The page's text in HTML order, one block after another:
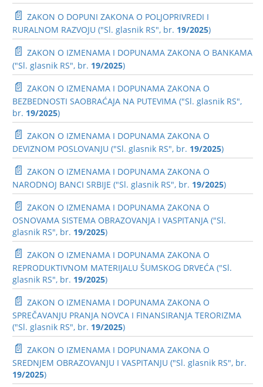
📄 ZAKON O DOPUNI ZAKONA O POLJOPRIVREDI I
RURALNOM RAZVOJU ("Sl. glasnik RS", br. 19/2025)
📄 ZAKON O IZMENAMA I DOPUNAMA ZAKONA O BANKAMA
("Sl. glasnik RS", br. 19/2025)
📄 ZAKON O IZMENAMA I DOPUNAMA ZAKONA O
BEZBEDNOSTI SAOBRAĆAJA NA PUTEVIMA ("Sl. glasnik RS",
br. 19/2025)
📄 ZAKON O IZMENAMA I DOPUNAMA ZAKONA O
DEVIZNOM POSLOVANJU ("Sl. glasnik RS", br. 19/2025)
📄 ZAKON O IZMENAMA I DOPUNAMA ZAKONA O
NARODNOJ BANCI SRBIJE ("Sl. glasnik RS", br. 19/2025)
📄 ZAKON O IZMENAMA I DOPUNAMA ZAKONA O
OSNOVAMA SISTEMA OBRAZOVANJA I VASPITANJA ("Sl.
glasnik RS", br. 19/2025)
📄 ZAKON O IZMENAMA I DOPUNAMA ZAKONA O
REPRODUKTIVNOM MATERIJALU ŠUMSKOG DRVEĆA ("Sl.
glasnik RS", br. 19/2025)
📄 ZAKON O IZMENAMA I DOPUNAMA ZAKONA O
SPREČAVANJU PRANJA NOVCA I FINANSIRANJA TERORIZMA
("Sl. glasnik RS", br. 19/2025)
📄 ZAKON O IZMENAMA I DOPUNAMA ZAKONA O
SREDNJEM OBRAZOVANJU I VASPITANJU ("Sl. glasnik RS", br.
19/2025)